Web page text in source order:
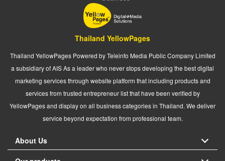
Thailand YellowPages
Thailand YellowPages Powered by Teleinfo Media Public Company Limited
a subsidiary of AIS As a leader who never stops developing the best digital
marketing services through website platform that including products and
services from trusted entrepreneur list that have been verified by
YellowPages and display on all business categories in Thailand. We deliver
service beyond expectation from professional team.
About Us